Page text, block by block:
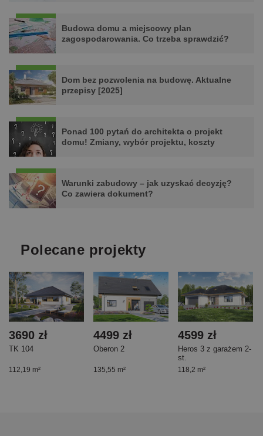
Budowa domu a miejscowy plan
zagospodarowania. Co trzeba sprawdzić?
Dom bez pozwolenia na budowę. Aktualne
przepisy [2025]
Ponad 100 pytań do architekta o projekt
domu! Zmiany, wybór projektu, koszty
Warunki zabudowy – jak uzyskać decyzję?
Co zawiera dokument?
Polecane projekty
TK 104
112,19 m²
3690 zł
Oberon 2
135,55 m²
4499 zł
Heros 3 z garażem 2-
st.
118,2 m²
4599 zł